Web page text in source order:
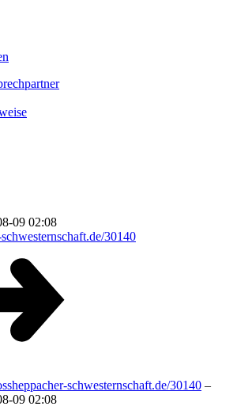
09 02:08
30140
schwesternschaft.de/30140 –
09 02:08